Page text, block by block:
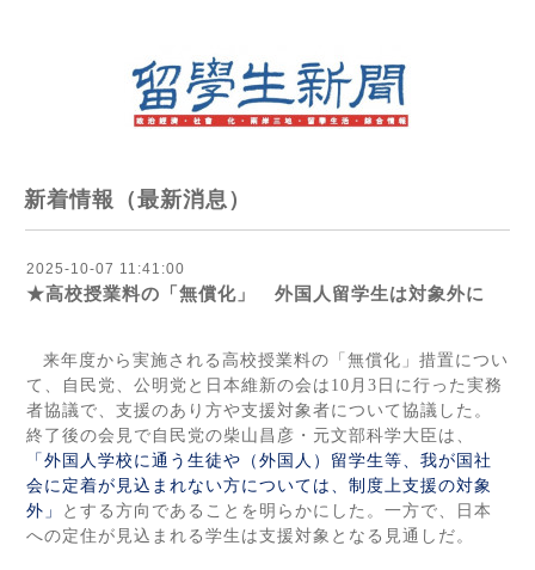
新着情報（最新消息）
2025-10-07 11:41:00
★高校授業料の「無償化」 外国人留学生は対象外に
来年度から実施される高校授業料の「無償化」措置につい
て、自民党、公明党と日本維新の会は 10 月 3 日に行った実務
者協議で、支援のあり方や支援対象者について協議した。
終了後の会見で自民党の柴山昌彦・元文部科学大臣は、
「外国人学校に通う生徒や（外国人）留学生等、我が国社
会に定着が見込まれない方については、制度上支援の対象
外」
とする方向であることを明らかにした。一方で、日本
への定住が見込まれる学生は支援対象となる見通しだ。